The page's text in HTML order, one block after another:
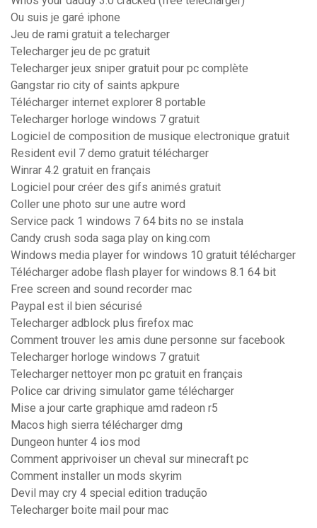
Ou suis je garé iphone
Jeu de rami gratuit a telecharger
Telecharger jeu de pc gratuit
Telecharger jeux sniper gratuit pour pc complète
Gangstar rio city of saints apkpure
Télécharger internet explorer 8 portable
Telecharger horloge windows 7 gratuit
Logiciel de composition de musique electronique gratuit
Resident evil 7 demo gratuit télécharger
Winrar 4.2 gratuit en français
Logiciel pour créer des gifs animés gratuit
Coller une photo sur une autre word
Service pack 1 windows 7 64 bits no se instala
Candy crush soda saga play on king.com
Windows media player for windows 10 gratuit télécharger
Télécharger adobe flash player for windows 8.1 64 bit
Free screen and sound recorder mac
Paypal est il bien sécurisé
Telecharger adblock plus firefox mac
Comment trouver les amis dune personne sur facebook
Telecharger horloge windows 7 gratuit
Telecharger nettoyer mon pc gratuit en français
Police car driving simulator game télécharger
Mise a jour carte graphique amd radeon r5
Macos high sierra télécharger dmg
Dungeon hunter 4 ios mod
Comment apprivoiser un cheval sur minecraft pc
Comment installer un mods skyrim
Devil may cry 4 special edition tradução
Telecharger boite mail pour mac